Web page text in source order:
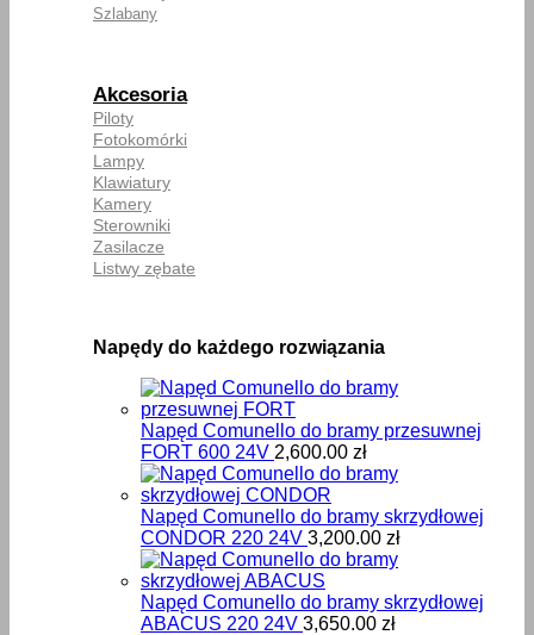
Szlabany
Akcesoria
Piloty
Fotokomórki
Lampy
Klawiatury
Kamery
Sterowniki
Zasilacze
Listwy zębate
Napędy do każdego rozwiązania
Napęd Comunello do bramy przesuwnej
FORT 600 24V 2,600.00 zł
Napęd Comunello do bramy skrzydłowej
CONDOR 220 24V 3,200.00 zł
Napęd Comunello do bramy skrzydłowej
ABACUS 220 24V 3,650.00 zł